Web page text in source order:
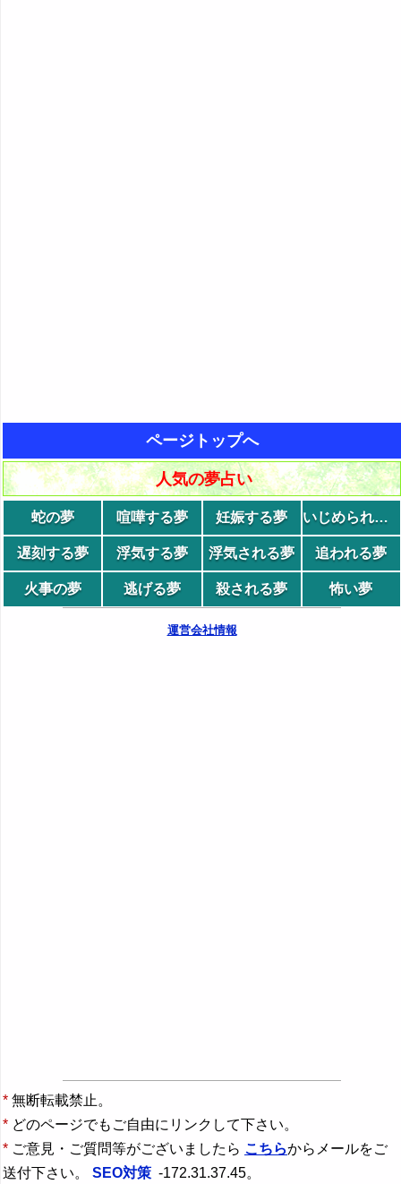
ページトップへ
人気の夢占い
蛇の夢 喧嘩する夢 妊娠する夢 いじめられる夢
遅刻する夢 浮気する夢 浮気される夢 追われる夢
火事の夢 逃げる夢 殺される夢 怖い夢
運営会社情報
* 無断転載禁止。
* どのページでもご自由にリンクして下さい。
* ご意見・ご質問等がございましたら こちらからメールをご
送付下さい。 SEO対策 -172.31.37.45。